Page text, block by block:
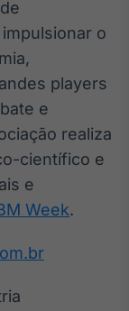
o
players
e
realiza
científico e
e
Week.